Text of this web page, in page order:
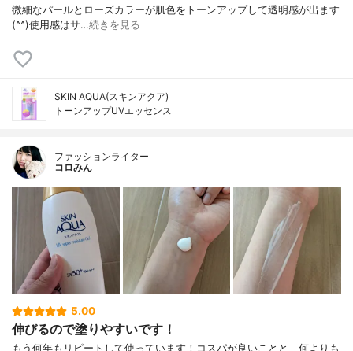
微細なパールとローズカラーが肌色をトーンアップして透明感が出ます
(^^)使用感はサ…続きを見る
SKIN AQUA(スキンアクア)
トーンアップUVエッセンス
ファッションライター
コロみん
5.00
伸びるので塗りやすいです！
もう何年もリピートして使っています！コスパが良いことと、何よりも